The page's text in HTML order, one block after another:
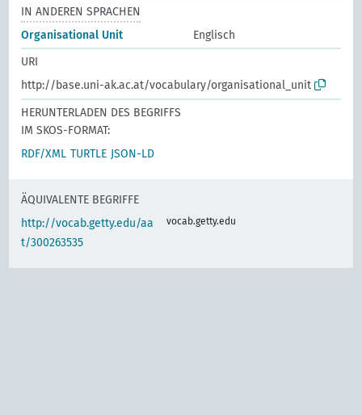
IN ANDEREN SPRACHEN
Organisational Unit
Englisch
URI
http://base.uni-ak.ac.at/vocabulary/organisational_unit
HERUNTERLADEN DES BEGRIFFS
IM SKOS-FORMAT:
RDF/XML TURTLE JSON-LD
ÄQUIVALENTE BEGRIFFE
http://vocab.getty.edu/aa
t/300263535
vocab.getty.edu